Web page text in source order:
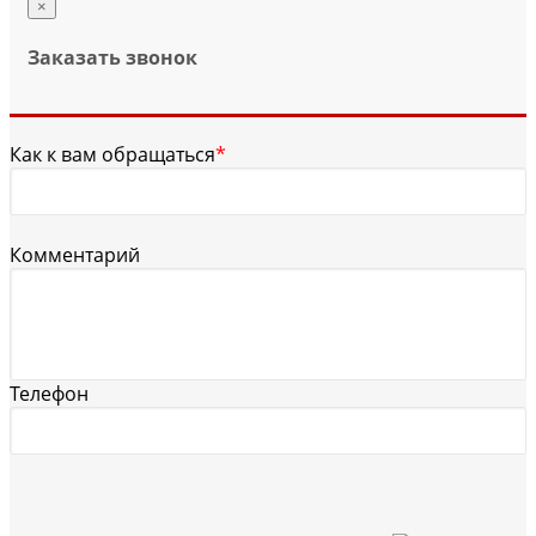
×
Заказать звонок
Как к вам обращаться*
Комментарий
Телефон